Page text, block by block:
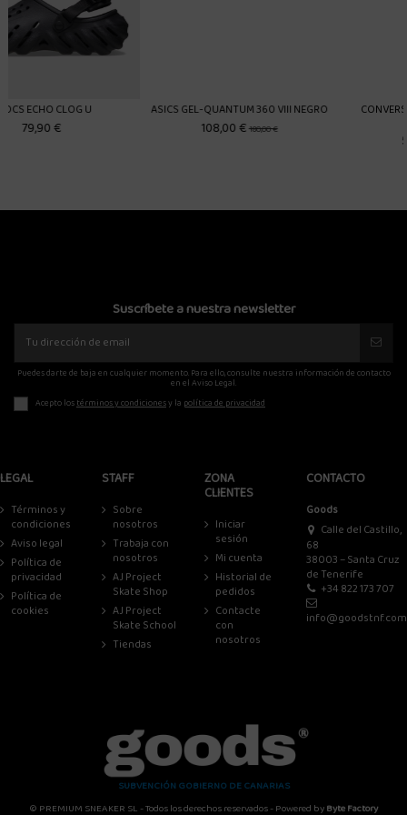
ASICS GEL-QUANTUM 360 VIII NEGRO CONVERSE CHUCK 70 HI DESERT
Suscríbete a nuestra newsletter
Puedes darte de baja en cualquier momento. Para ello, consulte nuestra información de contacto
en el Aviso Legal.
Acepto lostérminos y condicionesy la política de privacidad
LEGAL
Términos y
condiciones
Aviso legal
Política de
privacidad
Política de
cookies
STAFF
Sobre
nosotros
Trabaja con
nosotros
AJ Project
Skate Shop
AJ Project
Skate School
Tiendas
ZONA
CLIENTES
Iniciar
sesión
Mi cuenta
Historial de
pedidos
Contacte
con
nosotros
CONTACTO
Goods
Calle del Castillo,
68
38003 – Santa Cruz
de Tenerife
+34 822 173 707
info@goodstnf.com
SUBVENCIÓN GOBIERNO DE CANARIAS
© PREMIUM SNEAKER SL - Todos los derechos reservados - Powered byByte Factory